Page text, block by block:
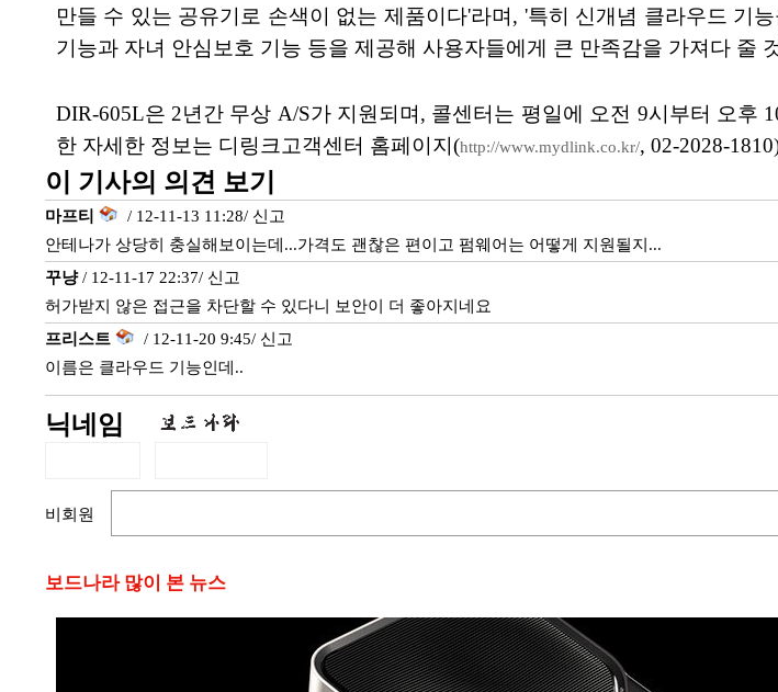
만들 수 있는 공유기로 손색이 없는 제품이다'라며, '특히 신개념 클라우드 기
기능과 자녀 안심보호 기능 등을 제공해 사용자들에게 큰 만족감을 가져다 줄
DIR-605L은 2년간 무상 A/S가 지원되며, 콜센터는 평일에 오전 9시부터 오후
한 자세한 정보는 디링크고객센터 홈페이지(http://www.mydlink.co.kr/, 02-2028-
이 기사의 의견 보기
마프티 / 12-11-13 11:28/ 신고
안테나가 상당히 충실해보이는데...가격도 괜찮은 편이고 펌웨어는 어떻게 지원될지...
꾸냥/ 12-11-17 22:37/ 신고
허가받지 않은 접근을 차단할 수 있다니 보안이 더 좋아지네요
프리스트
/ 12-11-20 9:45/ 신고
이름은 클라우드 기능인데..
닉네임
비회원
보드나라 많이 본 뉴스